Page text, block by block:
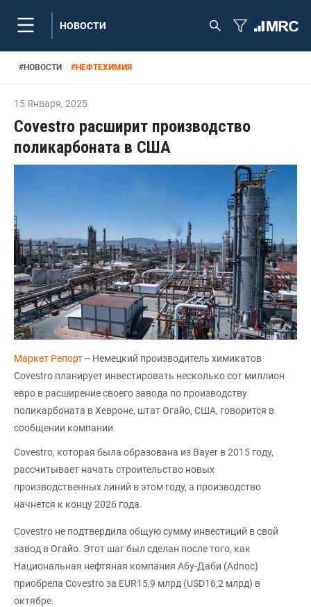
НОВОСТИ
#НОВОСТИ #НЕФТЕХИМИЯ
15 Января, 2025
Covestro расширит производство
поликарбоната в США
Маркет Репорт-- Немецкий производитель химикатов
Covestro планирует инвестировать несколько сот миллион
евро в расширение своего завода по производству
поликарбоната в Хевроне, штат Огайо, США, говорится в
сообщении компании.
Covestro, которая была образована из Bayer в 2015 году,
рассчитывает начать строительство новых
производственных линий в этом году, а производство
начнется к концу 2026 года.
Covestro не подтвердила общую сумму инвестиций в свой
завод в Огайо. Этот шаг был сделан после того, как
Национальная нефтяная компания Абу-Даби (Adnoc)
приобрела Covestro за EUR15,9 млрд (USD16,2 млрд) в
октябре.